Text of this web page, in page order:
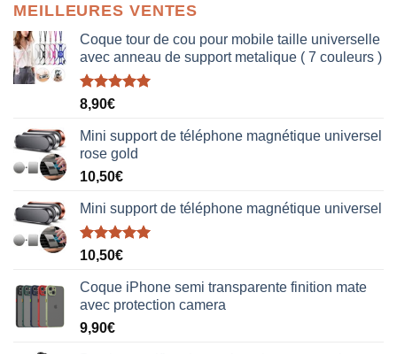
MEILLEURES VENTES
Coque tour de cou pour mobile taille universelle
avec anneau de support metalique ( 7 couleurs )
Note5.00
8,90€
Mini support de téléphone magnétique universel
rose gold
10,50€
Mini support de téléphone magnétique universel
Note5.00
10,50€
Coque iPhone semi transparente finition mate
avec protection camera
9,90€